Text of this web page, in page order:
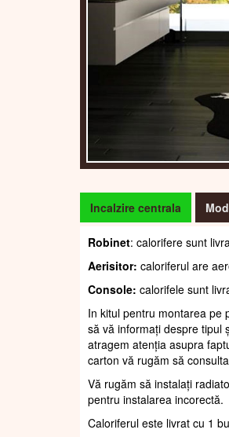
Incalzire centrala
Robinet: calorifere sunt
Aerisitor: caloriferul are
Console: calorifele sunt
In kitul pentru montarea pe
să vă informați despre tipul
atragem atenția asupra
carton vă rugăm să
Vă rugăm să instalați
pentru instalarea incorectă.
Caloriferul este livrat cu 1